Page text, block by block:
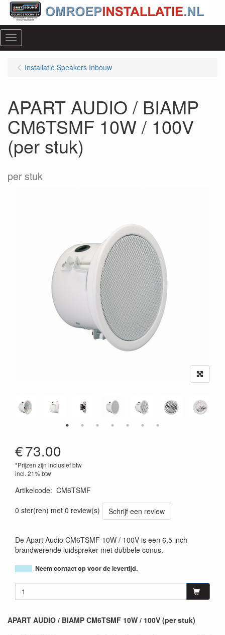
Menu
Installatie Speakers Inbouw
APART AUDIO / BIAMP
CM6TSMF 10W / 100V
(per stuk)
per stuk
€73.00
*Prijzen zijn inclusief btw
incl. 21% btw
Artikelcode: CM6TSMF
0 ster(ren) met 0 review(s)
Schrijf een review
De Apart Audio CM6TSMF 10W / 100V is een 6,5 inch
brandwerende luidspreker met dubbele conus.
Neem contact op voor de levertijd.
APART AUDIO / BIAMP CM6TSMF 10W / 100V (per stuk)